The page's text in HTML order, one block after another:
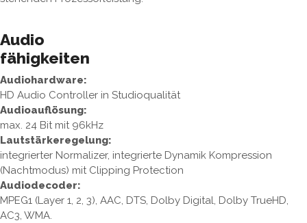
Audio
fähigkeiten
Audiohardware:
HD Audio Controller in Studioqualität
Audioauflösung:
max. 24 Bit mit 96kHz
Lautstärkeregelung:
integrierter Normalizer, integrierte Dynamik Kompression
(Nachtmodus) mit Clipping Protection
Audiodecoder:
MPEG1 (Layer 1, 2, 3), AAC, DTS, Dolby Digital, Dolby TrueHD,
AC3, WMA.